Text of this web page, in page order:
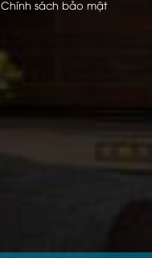
Chính sách bảo mật